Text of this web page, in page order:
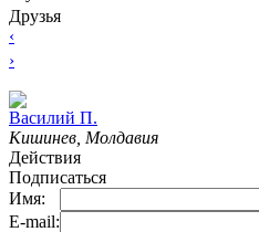
Друзья
‹
›
Вacилий П.
Кишинев, Молдавия
Действия
Подписаться
Имя:
E-mail: